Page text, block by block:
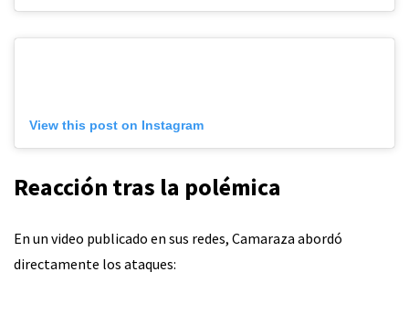
View this post on Instagram
Reacción tras la polémica
En un video publicado en sus redes, Camaraza abordó
directamente los ataques: